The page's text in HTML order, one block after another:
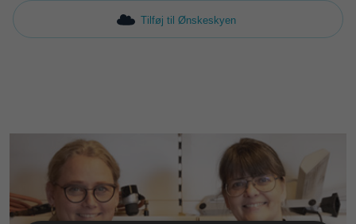
Tilføj til Ønskeskyen